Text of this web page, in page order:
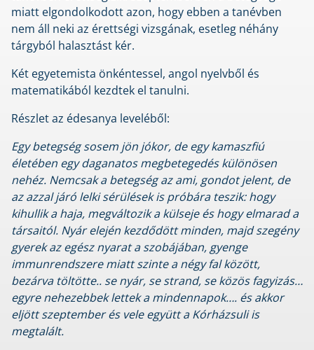
miatt elgondolkodott azon, hogy ebben a tanévben
nem áll neki az érettségi vizsgának, esetleg néhány
tárgyból halasztást kér.
Két egyetemista önkéntessel, angol nyelvből és
matematikából kezdtek el tanulni.
Részlet az édesanya leveléből:
Egy betegség sosem jön jókor, de egy kamaszfiú
életében egy daganatos megbetegedés különösen
nehéz. Nemcsak a betegség az ami, gondot jelent, de
az azzal járó lelki sérülések is próbára teszik: hogy
kihullik a haja, megváltozik a külseje és hogy elmarad a
társaitól. Nyár elején kezdődött minden, majd szegény
gyerek az egész nyarat a szobájában, gyenge
immunrendszere miatt szinte a négy fal között,
bezárva töltötte.. se nyár, se strand, se közös fagyizás…
egyre nehezebbek lettek a mindennapok…. és akkor
eljött szeptember és vele együtt a Kórházsuli is
megtalált.